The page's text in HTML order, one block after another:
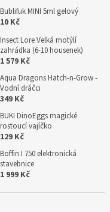
Bublifuk MINI 5ml gelový
10 Kč
Insect Lore Velká motýlí
zahrádka (6-10 housenek)
1 579 Kč
Aqua Dragons Hatch-n-Grow -
Vodní dráčci
349 Kč
BUKI DinoEggs magické
rostoucí vajíčko
129 Kč
Boffin I 750 elektronická
stavebnice
1 999 Kč